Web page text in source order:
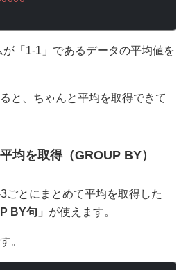
「1-1」であるデータの平均値を
と、ちゃんと平均を取得できて
均を取得（GROUP BY）
ごとにまとめて平均を取得した
BY句」 が使えます。
。